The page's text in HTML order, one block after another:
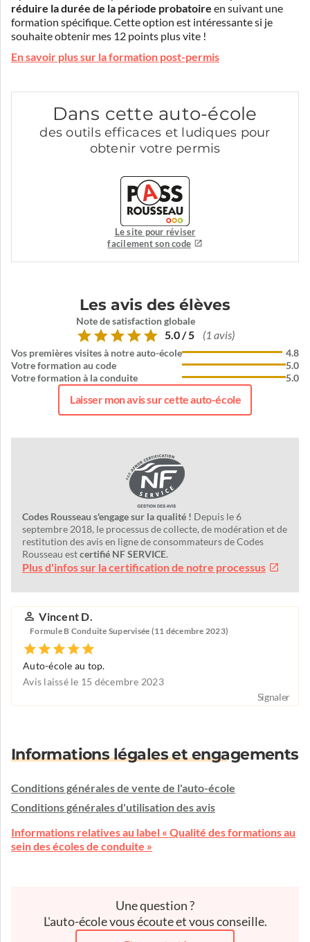
réduire la durée de la période probatoire en suivant une
formation spécifique. Cette option est intéressante si je
souhaite obtenir mes 12 points plus vite !
En savoir plus sur la formation post-permis
Dans cette auto-école
des outils efficaces et ludiques pour
obtenir votre permis
Le site pour réviser
facilement son code
Les avis des élèves
Note de satisfaction globale
5.0 / 5 (1 avis)
Vos premières visites à notre auto-école
Votre formation au code
Votre formation à la conduite
4.8
5.0
5.0
Laisser mon avis sur cette auto-école
Codes Rousseau s'engage sur la qualité ! Depuis le 6
septembre 2018, le processus de collecte, de modération et de
restitution des avis en ligne de consommateurs de Codes
Rousseau estcertifié NF SERVICE.
Plus d'infos sur la certification de notre processus
Vincent D.
Formule B Conduite Supervisée (11 décembre 2023)
Auto-école au top.
Avis laissé le 15 décembre 2023
Signaler
Informations légales et engagements
Conditions générales de vente de l'auto-école
Conditions générales d'utilisation des avis
Informations relatives au label « Qualité des formations au
sein des écoles de conduite »
Une question ?
L'auto-école vous écoute et vous conseille.